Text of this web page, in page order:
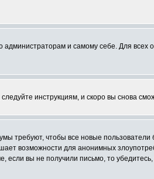
администраторам и самому себе. Для всех
следуйте инструкциям, и скоро вы снова
требуют, чтобы все новые
возможности для анонимных
если вы не получили письмо, то